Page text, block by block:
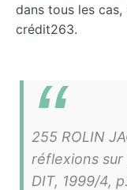
dans tous les cas,
crédit263.
255 ROLIN
réflexions
DIT, 1999/4,